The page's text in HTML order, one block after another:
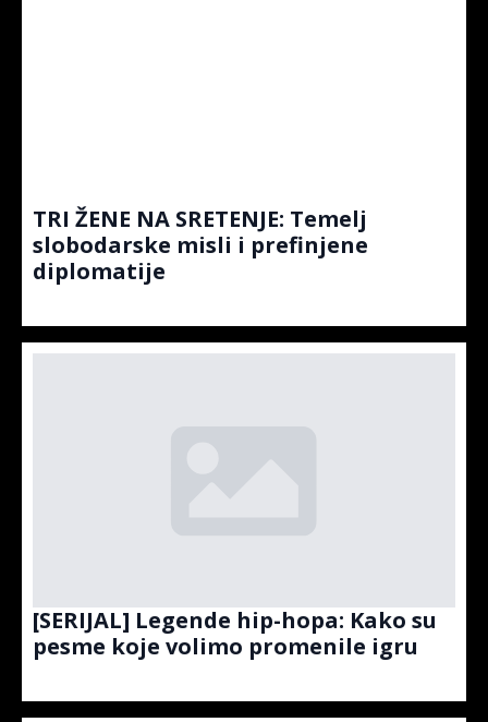
TRI ŽENE NA SRETENJE: Temelj
slobodarske misli i prefinjene
diplomatije
[SERIJAL] Legende hip-hopa: Kako su
pesme koje volimo promenile igru